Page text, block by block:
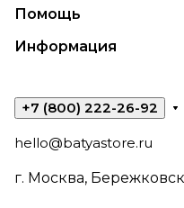
Помощь
Информация
+7 (800) 222-26-92
hello@batyastore.ru
г. Москва,